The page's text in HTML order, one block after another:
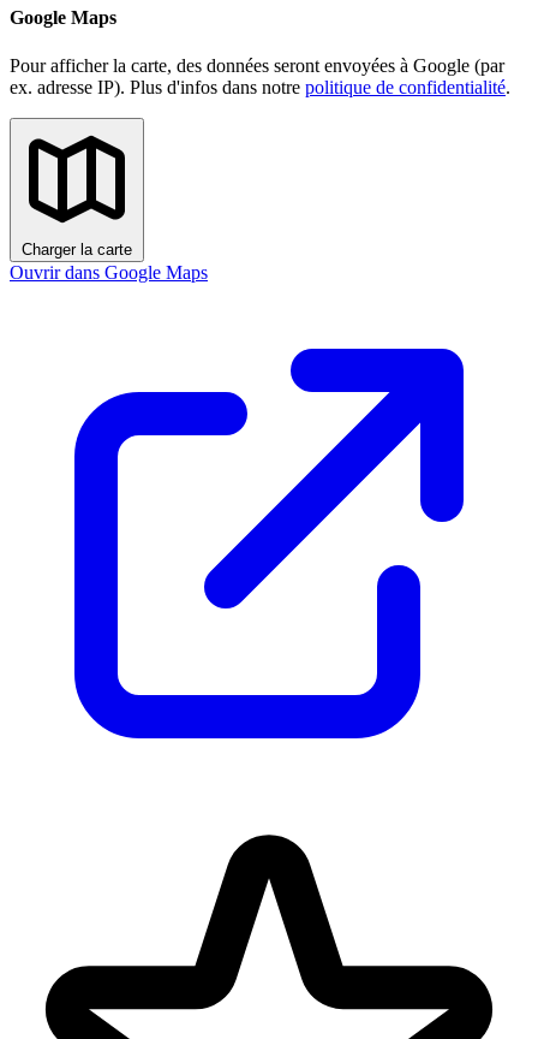
Google Maps
Pour afficher la carte, des données seront envoyées à Google (par
ex. adresse IP). Plus d'infos dans notre politique de confidentialité.
Charger la carte
Ouvrir dans Google Maps